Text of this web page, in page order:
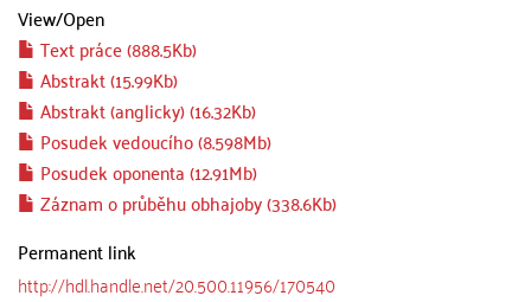
View/Open
Text práce (888.5Kb)
Abstrakt (15.99Kb)
Abstrakt (anglicky) (16.32Kb)
Posudek vedoucího (8.598Mb)
Posudek oponenta (12.91Mb)
Záznam o průběhu obhajoby (338.6Kb)
Permanent link
http://hdl.handle.net/20.500.11956/170540